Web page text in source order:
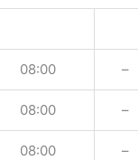
08:00 –
08:00 –
08:00 –